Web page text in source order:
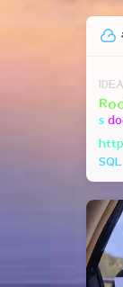
IDEA
s
https